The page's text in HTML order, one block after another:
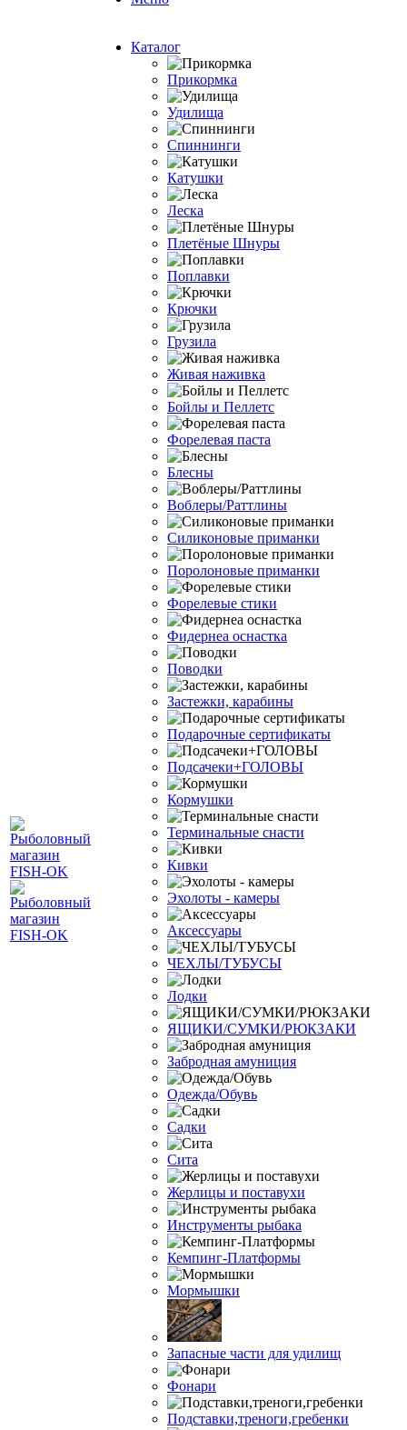
Каталог
Прикормка
Удилища
Спиннинги
Катушки
Леска
Плетёные Шнуры
Поплавки
Крючки
Грузила
Живая наживка
Бойлы и Пеллетс
Форелевая паста
Блесны
Воблеры/Раттлины
Силиконовые приманки
Поролоновые приманки
Форелевые стики
Фидернеа оснастка
Поводки
Застежки, карабины
Подарочные сертификаты
Подсачеки+ГОЛОВЫ
Кормушки
Терминальные снасти
Кивки
Эхолоты - камеры
Аксессуары
ЧЕХЛЫ/ТУБУСЫ
Лодки
ЯЩИКИ/СУМКИ/РЮКЗАКИ
Забродная амуниция
Одежда/Обувь
Садки
Сита
Жерлицы и поставухи
Инструменты рыбака
Кемпинг-Платформы
Мормышки
Запасные части для удилищ
Фонари
Подставки,треноги,гребенки